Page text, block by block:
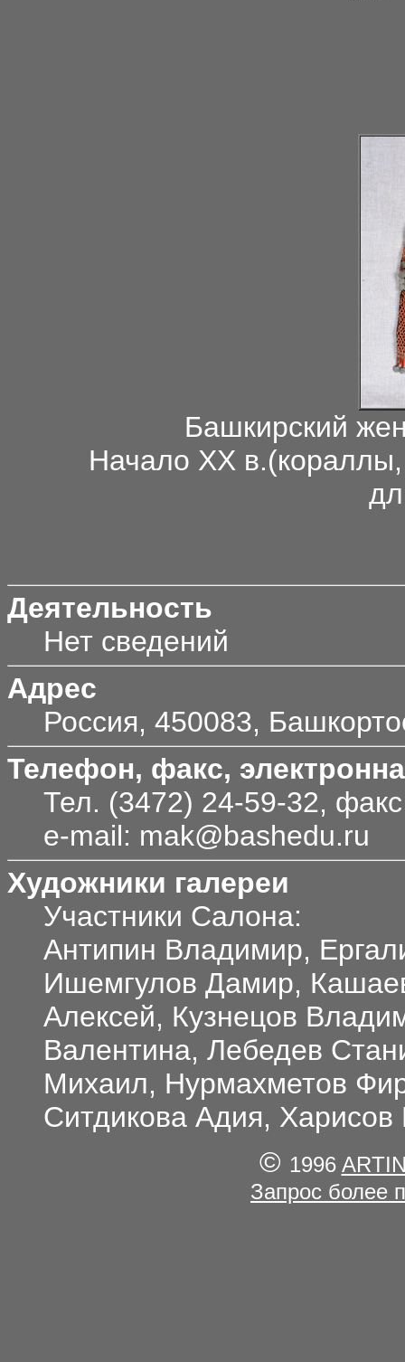
Башкирский
Начало ХХ
Деятельность
Нет сведений
Адрес
Россия, 450083,
Телефон, факс,
Тел. (3472) 24-59-32,
e-mail: mak@bashedu.ru
Художники галереи
Участники Салона:
Антипин Владимир,
Ишемгулов Дамир,
Алексей, Кузнецов
Валентина, Лебедев
Михаил, Нурмахметов
Ситдикова Адия,
© 1996
Запрос более